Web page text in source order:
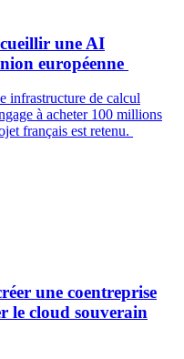
une AI
européenne
infrastructure de calcul
à acheter 100 millions
français est retenu.
une coentreprise
le cloud souverain